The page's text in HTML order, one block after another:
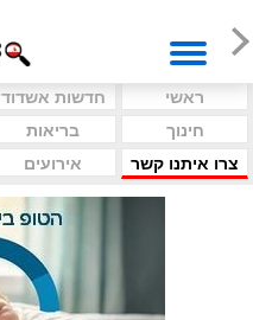
ראשי חדשות אשדוד
חינוך
בריאות
צרו איתנו קשר
אירועים